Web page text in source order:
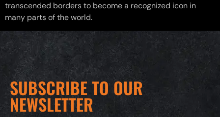
transcended borders to become a recognized icon in
many parts of the world.
SUBSCRIBE TO OUR
NEWSLETTER